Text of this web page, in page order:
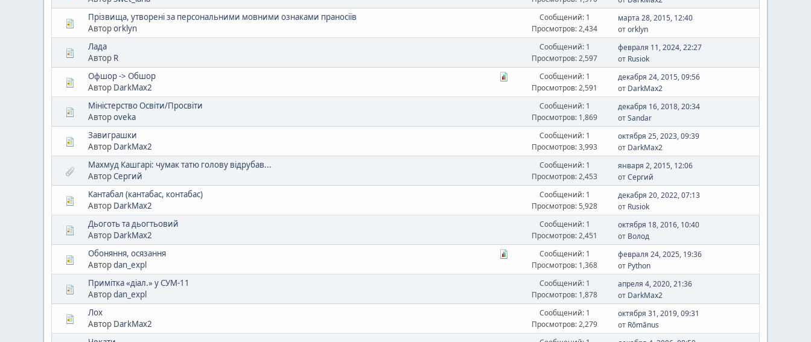
Прізвища, утворені за персональними мовними ознаками праносіїв
Авторorklyn
Сообщений: 1
Просмотров: 2,434
марта 28, 2015, 12:40
отorklyn
Лада
Автор R
Сообщений: 1
Просмотров: 2,597
февраля 11, 2024, 22:27
от Rusiok
Офшор -> Обшор
Автор DarkMax2
Сообщений: 1
Просмотров: 2,591
декабря 24, 2015, 09:56
от DarkMax2
Міністерство Освіти/Просвіти
Авторoveka
Сообщений: 1
Просмотров: 1,869
декабря 16, 2018, 20:34
отSandar
Завиграшки
Автор DarkMax2
Сообщений: 1
Просмотров: 3,993
октября 25, 2023, 09:39
от DarkMax2
Махмуд Кашгарі: чумак татю голову відрубав...
АвторСергий
Сообщений: 1
Просмотров: 2,453
января 2, 2015, 12:06
отСергий
Кантабал (кантабас, контабас)
Автор DarkMax2
Сообщений: 1
Просмотров: 5,928
декабря 20, 2022, 07:13
от Rusiok
Дьоготь та дьогтьовий
Автор DarkMax2
Сообщений: 1
Просмотров: 2,451
октября 18, 2016, 10:40
от Волод
Обоняння, осязання
Авторdan_expl
Сообщений: 1
Просмотров: 1,368
февраля 24, 2025, 19:36
от Python
Примітка «діал.» у СУМ-11
Авторdan_expl
Сообщений: 1
Просмотров: 1,878
апреля 4, 2020, 21:36
от DarkMax2
Лох
Автор DarkMax2
Сообщений: 1
Просмотров: 2,279
октября 31, 2019, 09:31
от Rōmānus